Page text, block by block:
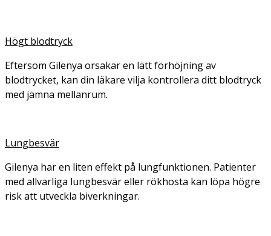
Högt blodtryck
Eftersom Gilenya orsakar en lätt förhöjning av
blodtrycket, kan din läkare vilja kontrollera ditt blodtryck
med jämna mellanrum.
Lungbesvär
Gilenya har en liten effekt på lungfunktionen. Patienter
med allvarliga lungbesvär eller rökhosta kan löpa högre
risk att utveckla biverkningar.